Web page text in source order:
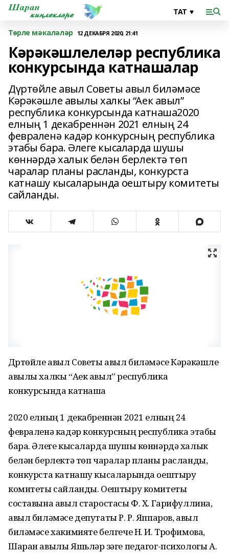
Төрле мәкаләләр 12 ДЕКАБРЯ 2020, 21:41
Кәрәкәшлелеләр республика
конкурсында катнашалар
Дүртөйле авыл Советы авыл биләмәсе
Кәрәкәшле авылы халкы “Аек авыл”
республика конкурсында катнаша2020
елның 1 декабреннән 2021 елның 24
февраленә кадәр конкурсның республика
этабы бара. Әлеге кысаларда шушы
көннәрдә халык белән берлектә төп
чаралар планы расланды, конкурста
катнашу кысаларында оештыру комитеты
сайланды.
Дүртөйле авыл Советы авыл биләмәсе Кәрәкәшле
авылы халкы “Аек авыл” республика
конкурсында катнаша
2020 елның 1 декабреннән 2021 елның 24
февраленә кадәр конкурсның республика этабы
бара. Әлеге кысаларда шушы көннәрдә халык
белән берлектә төп чаралар планы расланды,
конкурста катнашу кысаларында оештыру
комитеты сайланды. Оештыру комитеты
составына авыл старостасы Ф. Х. Гарифуллина,
авыл биләмәсе депутаты Р. Р. Яппаров, авыл
биләмәсе хакимияте белгече Н. И. Трофимова,
Шаран авылы Яшьләр үзәге педагог-психологы А.